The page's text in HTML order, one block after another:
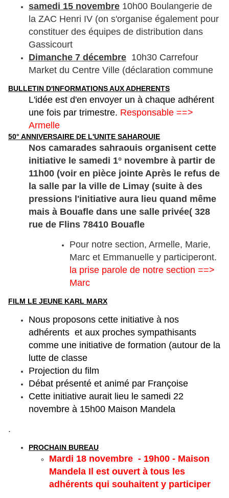
samedi 15 novembre 10h00 Boulangerie de
la ZAC Henri IV (on s'organise également pour
constituer des équipes de distribution dans
Gassicourt
Dimanche 7 décembre 10h30 Carrefour
Market du Centre Ville (déclaration commune
BULLETIN D'INFORMATIONS AUX ADHERENTS
L'idée est d'en envoyer un à chaque adhérent
une fois par trimestre. Responsable ==>
Armelle
50° ANNIVERSAIRE DE L'UNITE SAHAROUIE
Nos camarades sahraouis organisent cette
initiative le samedi 1° novembre à partir de
11h00 (voir en pièce jointe Après le refus de
la salle par la ville de Limay (suite à des
pressions l'initiative aura lieu quand même
mais à Bouafle dans une salle privée( 328
rue de Flins 78410 Bouafle
Pour notre section, Armelle, Marie,
Marc et Emmanuelle y participeront.
la prise parole de notre section ==>
Marc
FILM LE JEUNE KARL MARX
Nous proposons cette initiative à nos
adhérents et aux proches sympathisants
comme une initiative de formation (autour de la
lutte de classe
Projection du film
Débat présenté et animé par Françoise
Cette initiative aurait lieu le samedi 22
novembre à 15h00 Maison Mandela
.
PROCHAIN BUREAU
Mardi 18 novembre - 19h00 - Maison
Mandela Il est ouvert à tous les
adhérents qui souhaitent y participer